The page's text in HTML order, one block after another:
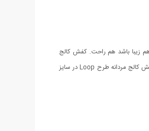
زیبا باشد هم راحت. کفش کالج
مردانه طرح Loop جنس رویه هورس درجه یک بوده و در رنگ مشکی موجود می‌باشد. بسیار سبک می باشد و در کنار شلوار‌های جین به زیبا‌تر شدن استایل کمک می‌نمایید. کفش کالج مردانه طرح Loop در سایز